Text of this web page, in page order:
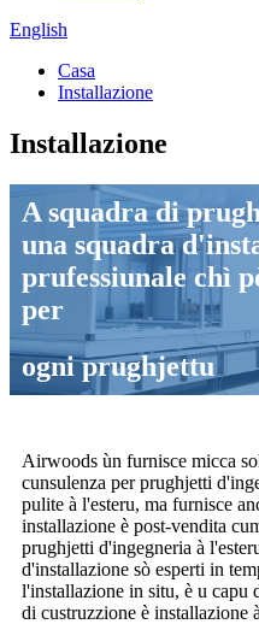
English
Casa
Installazione
Installazione
A squadra di
una squadra
prufessiunale chì
per
ogni prughjettu
Airwoods ùn furnisce micca
cunsulenza per prughjetti
pulite à l'esteru, ma furnisce
installazione è post-vendita
prughjetti d'ingegneria à
d'installazione sò esperti in
l'installazione in situ, è u capu
di custruzzione è installazione